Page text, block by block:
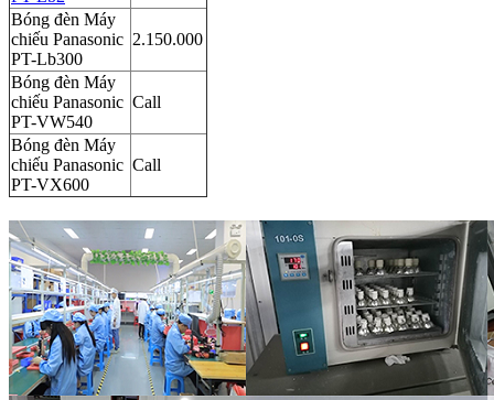
Bóng đèn Máy
chiếu Panasonic
PT-Lb300
2.150.000
Bóng đèn Máy
chiếu Panasonic
PT-VW540
Call
Bóng đèn Máy
chiếu Panasonic
PT-VX600
Call